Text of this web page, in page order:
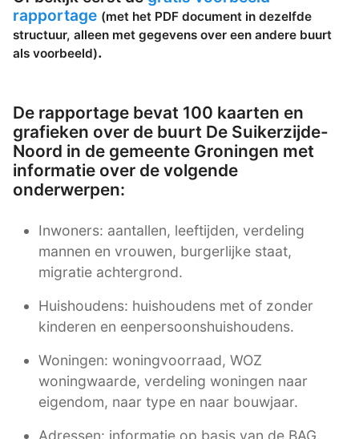
rapportage (met het PDF document in dezelfde
structuur, alleen met gegevens over een andere buurt
als voorbeeld).
De rapportage bevat 100 kaarten en
grafieken over de buurt De Suikerzijde-
Noord in de gemeente Groningen met
informatie over de volgende
onderwerpen:
Inwoners: aantallen, leeftijden, verdeling
mannen en vrouwen, burgerlijke staat,
migratie achtergrond.
Huishoudens: huishoudens met of zonder
kinderen en eenpersoonshuishoudens.
Woningen: woningvoorraad, WOZ
woningwaarde, verdeling woningen naar
eigendom, naar type en naar bouwjaar.
Adressen: informatie op basis van de BAG.